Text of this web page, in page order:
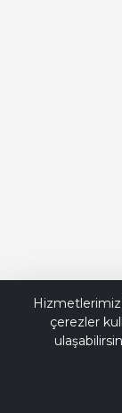
çerezler